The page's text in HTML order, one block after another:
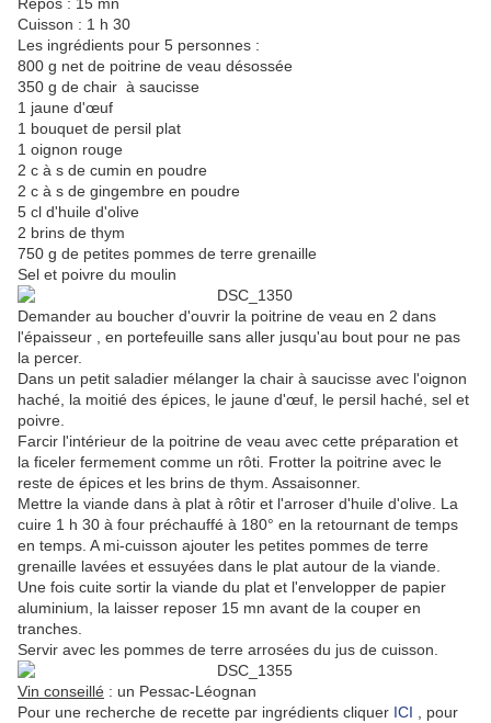
Cuisson : 1 h 30
Les ingrédients pour 5 personnes :
800 g net de poitrine de veau désossée
350 g de chair à saucisse
1 jaune d'œuf
1 bouquet de persil plat
1 oignon rouge
2 c à s de cumin en poudre
2 c à s de gingembre en poudre
5 cl d'huile d'olive
2 brins de thym
750 g de petites pommes de terre grenaille
Sel et poivre du moulin
Demander au boucher d'ouvrir la poitrine de veau en 2 dans
l'épaisseur , en portefeuille sans aller jusqu'au bout pour ne pas
la percer.
Dans un petit saladier mélanger la chair à saucisse avec l'oignon
haché, la moitié des épices, le jaune d'œuf, le persil haché, sel et
poivre.
Farcir l'intérieur de la poitrine de veau avec cette préparation et
la ficeler fermement comme un rôti. Frotter la poitrine avec le
reste de épices et les brins de thym. Assaisonner.
Mettre la viande dans à plat à rôtir et l'arroser d'huile d'olive. La
cuire 1 h 30 à four préchauffé à 180° en la retournant de temps
en temps. A mi-cuisson ajouter les petites pommes de terre
grenaille lavées et essuyées dans le plat autour de la viande.
Une fois cuite sortir la viande du plat et l'envelopper de papier
aluminium, la laisser reposer 15 mn avant de la couper en
tranches.
Servir avec les pommes de terre arrosées du jus de cuisson.
Vin conseillé : un Pessac-Léognan
Pour une recherche de recette par ingrédients cliquer ICI , pour